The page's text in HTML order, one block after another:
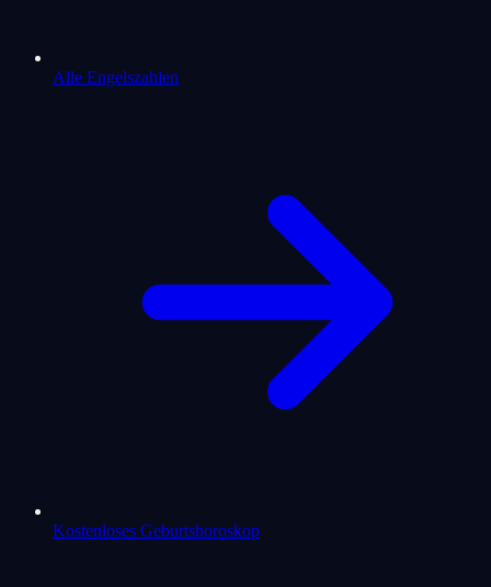
Alle Engelszahlen
Kostenloses Geburtshoroskop